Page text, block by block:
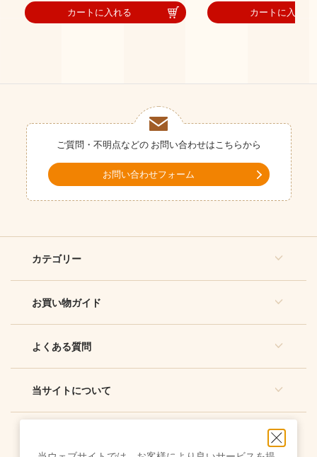
カートに入れる カートに入れる
ご質問・不明点などの お問い合わせはこちらから
お問い合わせフォーム
カテゴリー
お買い物ガイド
よくある質問
当サイトについて